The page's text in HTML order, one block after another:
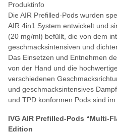
Produktinfo
Die AIR Prefilled-Pods wurden
AIR 4in1 System entwickelt und
(20 mg/ml) befüllt, die von dem
geschmacksintensiven und
Das Einsetzen und Entnehmen
von der Hand und die
verschiedenen
und geschmacksintensives
und TPD konformen Pods sind
IVG AIR Prefilled-Pods “Multi-
Edition